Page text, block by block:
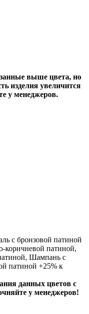
выше цвета, но
изделия увеличится
у менеджеров.
с бронзовой патиной
коричневой патиной,
Шампань с
патиной +25% к
данных цветов с
у менеджеров!